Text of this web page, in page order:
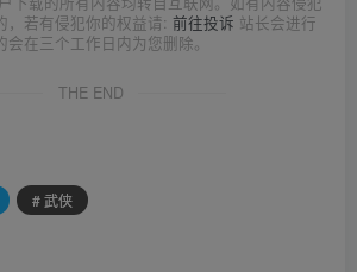
，若有侵犯你的权益请: 前往投诉 站长会进行
在三个工作日内为您删除。
THE END
# 武侠